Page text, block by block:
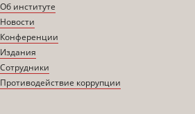
Об институте
Новости
Конференции
Издания
Сотрудники
Противодействие коррупции